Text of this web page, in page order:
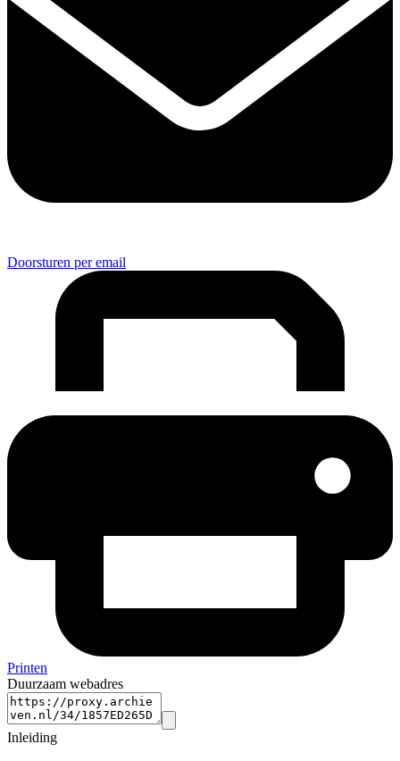
Doorsturen per email
Printen
Duurzaam webadres
Inleiding